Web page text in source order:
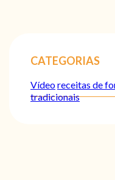
CATEGORIAS
Vídeoreceitas de
tradicionais